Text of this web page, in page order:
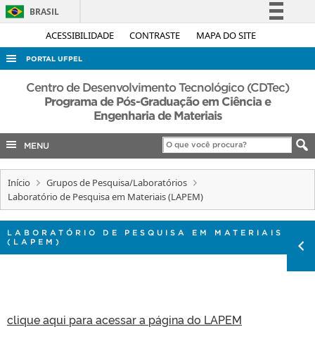
ACESSIBILIDADE CONTRASTE MAPA DO SITE
BRASIL
Simplifique!
Acesso à informação
Legislação
Canais
PORTAL UFPEL
ACESSO À INFORMAÇÃO
AUDITORIA
EDITAIS
INTERNACIONAL
Centro de Desenvolvimento Tecnológico (CDTec)
Programa de Pós-Graduação em Ciência e
Engenharia de Materiais
MENU
Início
Grupos de Pesquisa/Laboratórios
Laboratório de Pesquisa em Materiais (LAPEM)
LABORATÓRIO DE PESQUISA EM MATERIAIS
(LAPEM)
clique aqui para acessar a página do LAPEM